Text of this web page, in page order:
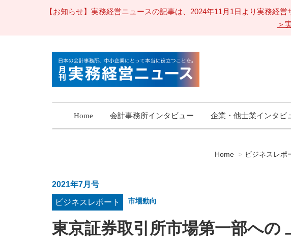
【お知らせ】実務経営ニュースの記事は、2024年11月1日より実務経
＞
Home 会計事務所インタビュー 企業・他士業インタビ
Home ビジネスレポ
2021年7月号
ビジネスレポート 市場動向
東京証券取引所市場第一部への